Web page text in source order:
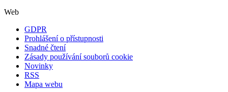
Web
GDPR
Prohlášení o přístupnosti
Snadné čtení
Zásady používání souborů cookie
Novinky
RSS
Mapa webu